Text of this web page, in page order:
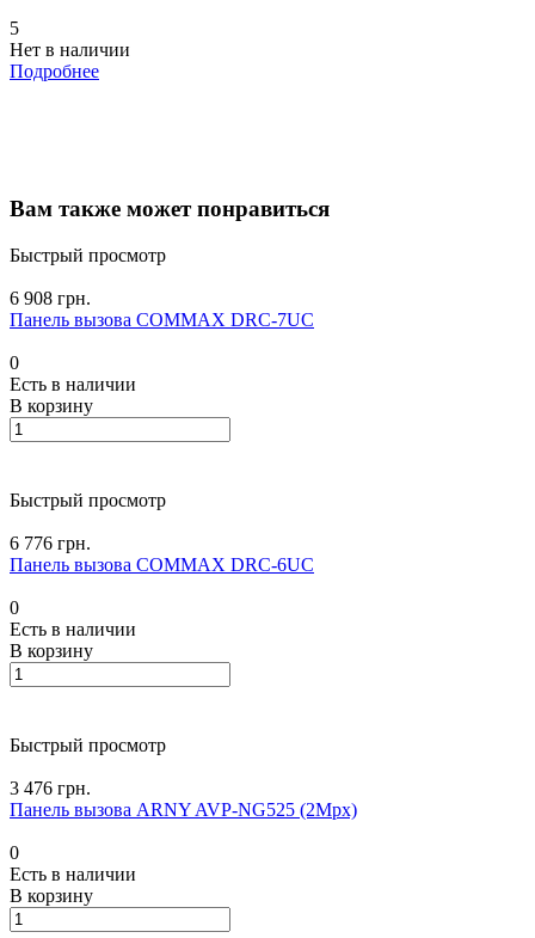
5
Нет в наличии
Подробнее
Вам также может понравиться
Быстрый просмотр
6 908 грн.
Панель вызова COMMAX DRC-7UC
0
Есть в наличии
В корзину
Быстрый просмотр
6 776 грн.
Панель вызова COMMAX DRC-6UC
0
Есть в наличии
В корзину
Быстрый просмотр
3 476 грн.
Панель вызова ARNY AVP-NG525 (2Mpx)
0
Есть в наличии
В корзину